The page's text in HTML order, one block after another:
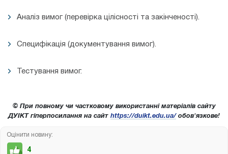
Аналіз вимог (перевірка цілісності та закінченості).
Специфікація (документування вимог).
Тестування вимог.
© При повному чи частковому використанні матеріалів сайту
ДУІКТ гіперпосилання на сайт https://duikt.edu.ua/обов'язкове!
Оцінити новину:
4